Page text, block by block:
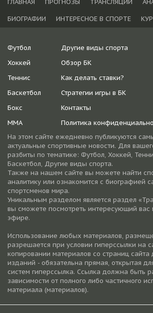
ГЛАВНАЯ ПРОГНОЗЫ ТРАНСЛЯЦИИ
БИОГРАФИИ
ИНТЕРЕСНОЕ В СПОРТЕ
Футбол
Хоккей
Теннис
Баскетбол
Бокс
ММА
Другие виды спорта
Обзор БК
Как делать ставки?
Стратегии игры в БК
Контакты
Политика
На этом сайте ежедневно публикуются
актуальные спортивные новости. Для
разбиты по тематике: Футбол, Хоккей,
Баскетбол, Другие виды спорта.
Также на нашем сайте вы можете найти
аналитику или ознакомится с биографией
спортсменов мира.
Уникальным разделом является раздел
вы сможете посмотреть интересующий вас
эфире.
Использование любых материалов,
разрешается при условии гиперссылки на
копировании материалов со страниц сайта
изданий - обязательна прямая, открытая
систем гиперссылка. Ссылка должна быть
зависимости от полного либо частичного
материала (материалов).